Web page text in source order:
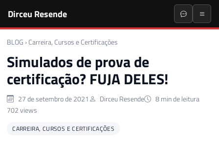
Dirceu Resende
BLOG › Carreira, Cursos e Certificações
Simulados de prova de
certificação? FUJA DELES!
27 de setembro de 2021 Dirceu Resende
8 min de leitura
702 views
CARREIRA, CURSOS E CERTIFICAÇÕES